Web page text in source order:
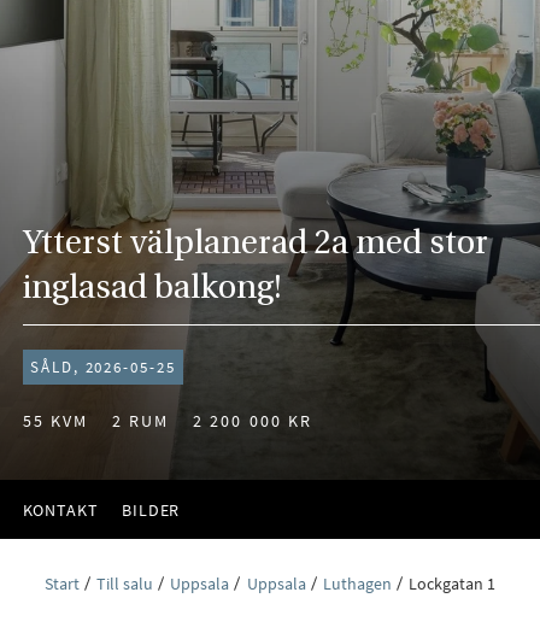
Ytterst välplanerad 2a med stor
inglasad balkong!
SÅLD, 2026-05-25
55 KVM 2 RUM 2 200 000 KR
KONTAKT BILDER
Start Till salu Uppsala Uppsala Luthagen Lockgatan 1